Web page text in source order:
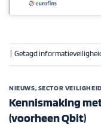
| Getagd
NIEUWS, SECTOR VEILIGHEID
Kennismaking
(voorheen Qbit)